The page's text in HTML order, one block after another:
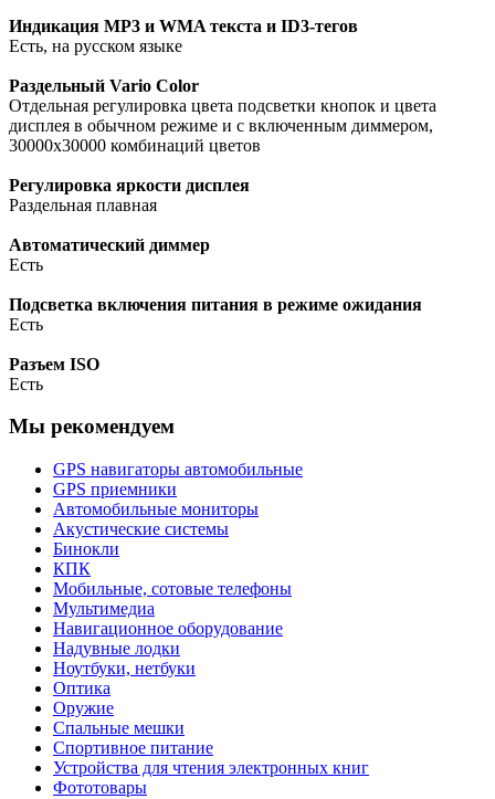
Индикация MP3 и WMA текста и ID3-тегов
Есть, на русском языке
Раздельный Vario Color
Отдельная регулировка цвета подсветки кнопок и цвета
дисплея в обычном режиме и с включенным диммером,
30000x30000 комбинаций цветов
Регулировка яркости дисплея
Раздельная плавная
Автоматический диммер
Есть
Подсветка включения питания в режиме ожидания
Есть
Разъем ISO
Есть
Мы рекомендуем
GPS навигаторы автомобильные
GPS приемники
Автомобильные мониторы
Акустические системы
Бинокли
КПК
Мобильные, сотовые телефоны
Мультимедиа
Навигационное оборудование
Надувные лодки
Ноутбуки, нетбуки
Оптика
Оружие
Спальные мешки
Спортивное питание
Устройства для чтения электронных книг
Фототовары